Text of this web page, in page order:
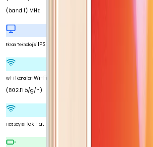
(band 1) MHz
Ekran Teknolojisi IPS LCD
Wi-Fi Kanalları Wi-Fi 4
(802.11 b/g/n)
Hat Sayısı Tek Hat